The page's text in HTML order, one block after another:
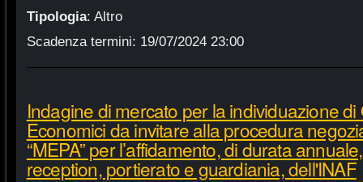
Tipologia: Altro
Scadenza termini: 19/07/2024 23:00
Indagine di mercato per la individuazione
Economici da invitare alla procedura
“MEPA” per l’affidamento, di durata
reception, portierato e guardiania, dell'INAF